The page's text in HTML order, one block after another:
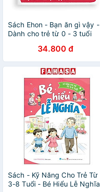
Sách Ehon - Bạn ăn gì vậy -
Dành cho trẻ từ 0 - 3 tuổi
34.800 đ
Sách - Kỹ Năng Cho Trẻ Từ
3-8 Tuổi - Bé Hiểu Lễ Nghĩa